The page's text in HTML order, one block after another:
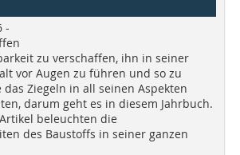
-
zu verschaffen, ihn in seiner
vor Augen zu führen und so zu
Ziegeln in all seinen Aspekten
darum geht es in diesem Jahrbuch.
beleuchten die
des Baustoffs in seiner ganzen